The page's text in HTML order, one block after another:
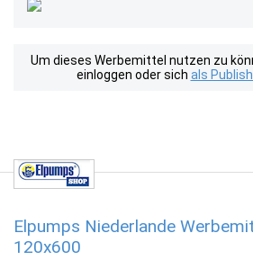
Um dieses Werbemittel nutzen zu
einloggen oder sich als
Elpumps Niederlande
120x600